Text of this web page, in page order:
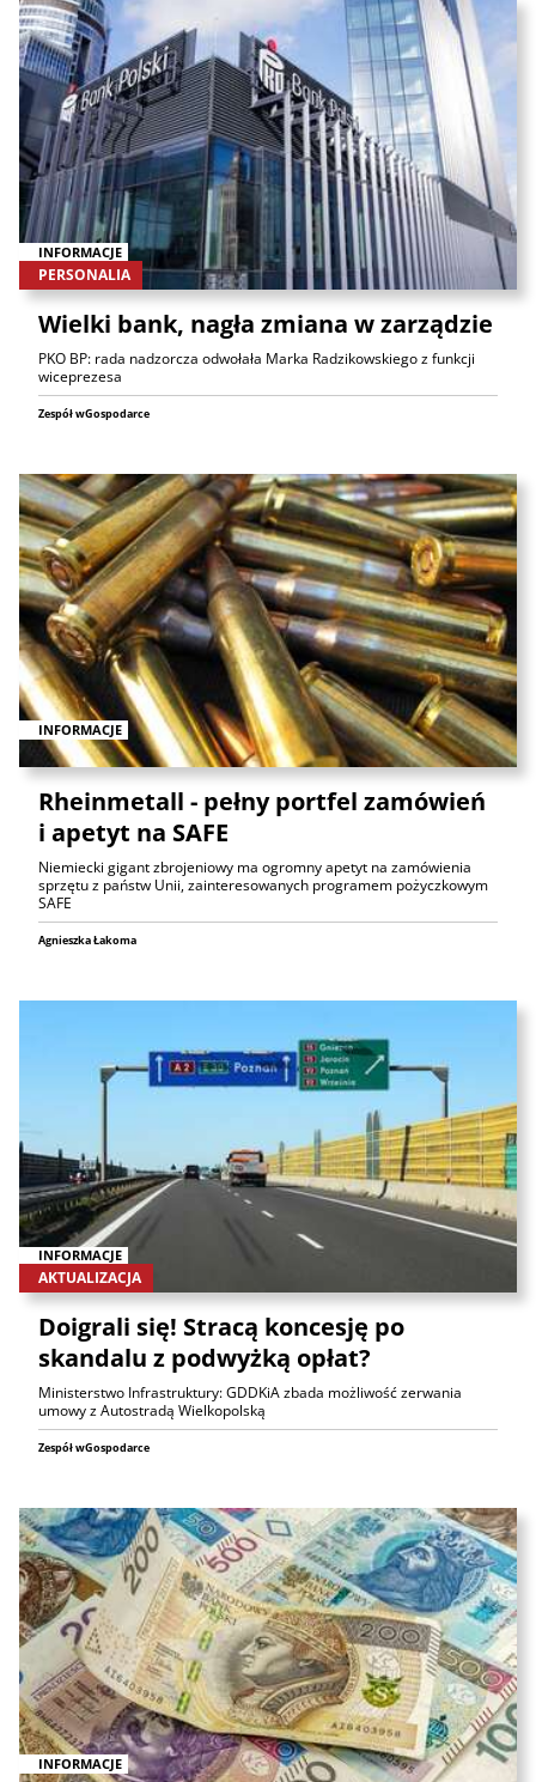
INFORMACJE
PERSONALIA
Wielki bank, nagła zmiana w zarządzie
PKO BP: rada nadzorcza odwołała Marka Radzikowskiego z funkcji
wiceprezesa
Zespół wGospodarce
INFORMACJE
Rheinmetall - pełny portfel zamówień
i apetyt na SAFE
Niemiecki gigant zbrojeniowy ma ogromny apetyt na zamówienia
sprzętu z państw Unii, zainteresowanych programem pożyczkowym
SAFE
Agnieszka Łakoma
INFORMACJE
AKTUALIZACJA
Doigrali się! Stracą koncesję po
skandalu z podwyżką opłat?
Ministerstwo Infrastruktury: GDDKiA zbada możliwość zerwania
umowy z Autostradą Wielkopolską
Zespół wGospodarce
INFORMACJE